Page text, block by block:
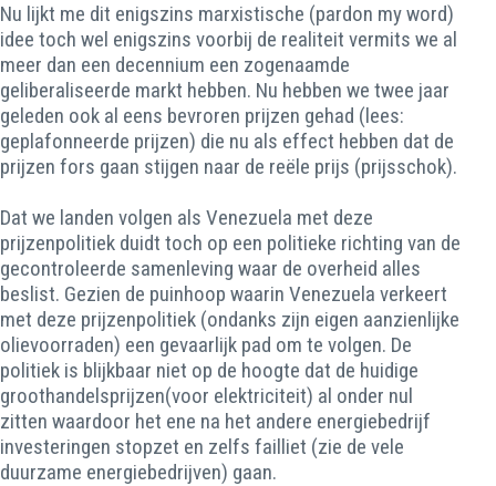
Nu lijkt me dit enigszins marxistische (pardon my word)
idee toch wel enigszins voorbij de realiteit vermits we al
meer dan een decennium een zogenaamde
geliberaliseerde markt hebben. Nu hebben we twee jaar
geleden ook al eens bevroren prijzen gehad (lees:
geplafonneerde prijzen) die nu als effect hebben dat de
prijzen fors gaan stijgen naar de reële prijs (prijsschok).
Dat we landen volgen als Venezuela met deze
prijzenpolitiek duidt toch op een politieke richting van de
gecontroleerde samenleving waar de overheid alles
beslist. Gezien de puinhoop waarin Venezuela verkeert
met deze prijzenpolitiek (ondanks zijn eigen aanzienlijke
olievoorraden) een gevaarlijk pad om te volgen. De
politiek is blijkbaar niet op de hoogte dat de huidige
groothandelsprijzen(voor elektriciteit) al onder nul
zitten waardoor het ene na het andere energiebedrijf
investeringen stopzet en zelfs failliet (zie de vele
duurzame energiebedrijven) gaan.